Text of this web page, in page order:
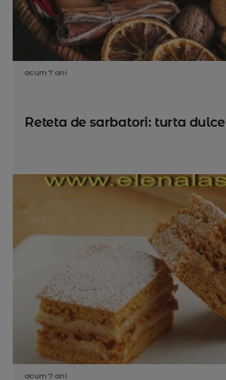
acum 7 ani
Reteta de sarbatori: turta dulce
acum 7 ani